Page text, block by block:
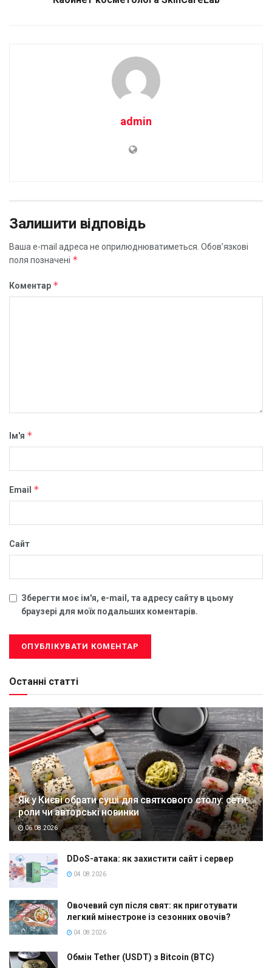
admin
Залишити відповідь
Ваша e-mail адреса не оприлюднюватиметься. Обов’язкові
поля позначені *
Коментар *
Ім'я *
Email *
Сайт
Зберегти моє ім'я, e-mail, та адресу сайту в цьому
браузері для моїх подальших коментарів.
Останні статті
Як у Києві обрати суші для святкового столу: сети,
роли чи авторські новинки
06.08.2026
DDoS-атака: як захистити сайт і сервер
04.08.2026
Овочевий суп після свят: як приготувати
легкий мінестроне із сезонних овочів?
04.08.2026
Обмін Tether (USDT) з Bitcoin (BTC)